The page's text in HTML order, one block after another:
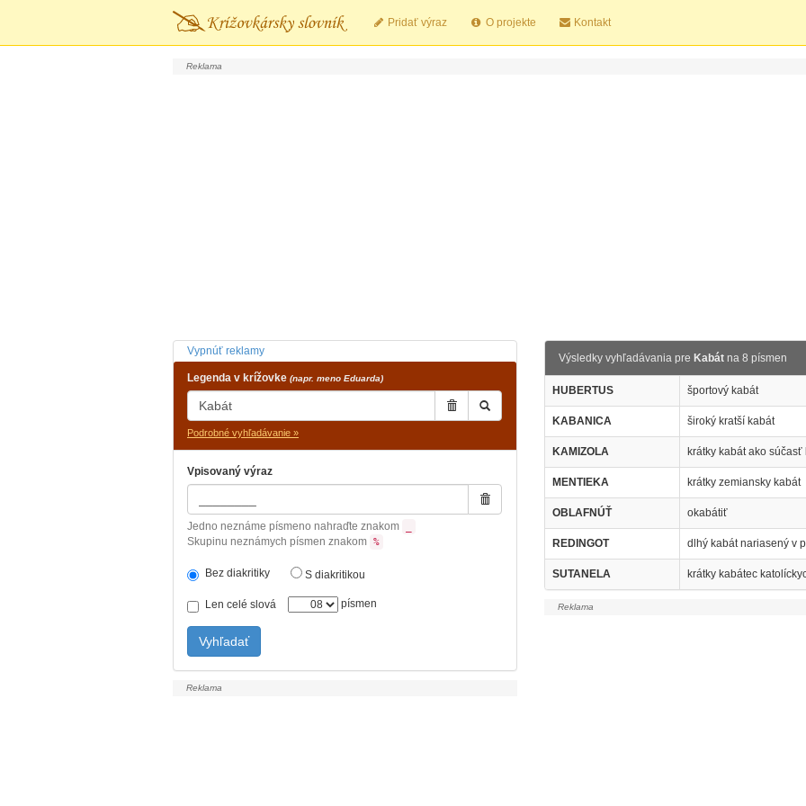
Pridať výraz O projekte Kontakt
Vypnúť reklamy
Legenda v krížovke (napr. meno Eduarda)
Podrobné vyhľadávanie »
Vpisovaný výraz
Jedno neznáme písmeno nahraďte znakom
Skupinu neznámych písmen znakom %
Bez diakritiky S diakritikou
Len celé slová písmen
Vyhľadať
Výsledky vyhľadávania pre Kabátna 8 písmen
HUBERTUS športový kabát
KABANICA široký kratší kabát
KAMIZOLA krátky kabát ako súčasť
MENTIEKA krátky zemiansky kabát
OBLAFNÚŤ okabátiť
REDINGOT dlhý kabát nariasený v
SUTANELA krátky kabátec